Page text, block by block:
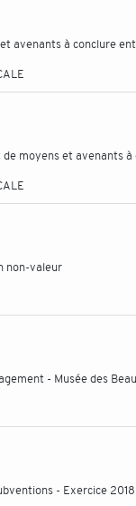
avenants à conclure
moyens et avenants
non-valeur
- Musée des
- Exercice 2018